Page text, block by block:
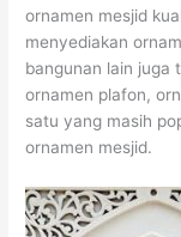
ornamen mesjid
menyediakan
bangunan lain juga
ornamen plafon,
satu yang masih
ornamen mesjid.